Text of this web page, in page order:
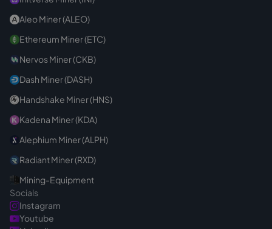
Aleo Miner (ALEO)
Ethereum Miner (ETC)
Nervos Miner (CKB)
Dash Miner (DASH)
Handshake Miner (HNS)
Kadena Miner (KDA)
Alephium Miner (ALPH)
Radiant Miner (RXD)
Mining-Equipment
Socials
Instagram
Youtube